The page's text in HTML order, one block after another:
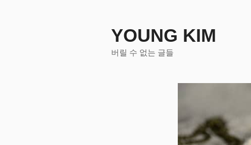
YOUNG KIM
버릴 수 없는 글들